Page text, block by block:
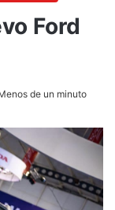
Ford
de un minuto